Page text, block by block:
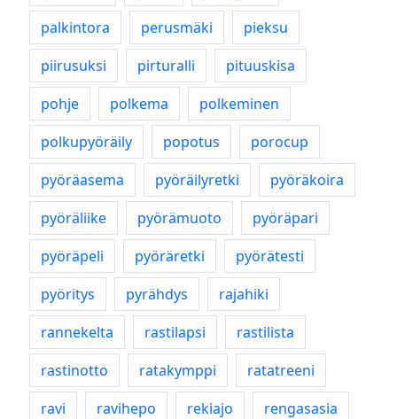
palkintora
perusmäki
pieksu
piirusuksi
pirturalli
pituuskisa
pohje
polkema
polkeminen
polkupyöräily
popotus
porocup
pyöräasema
pyöräilyretki
pyöräkoira
pyöräliike
pyörämuoto
pyöräpari
pyöräpeli
pyöräretki
pyörätesti
pyöritys
pyrähdys
rajahiki
rannekelta
rastilapsi
rastilista
rastinotto
ratakymppi
ratatreeni
ravi
ravihepo rekiajo
rengasasia